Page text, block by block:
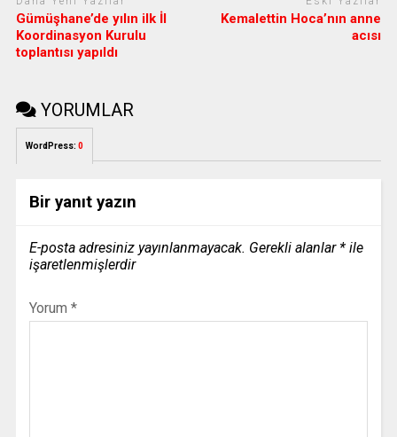
Gümüşhane’de yılın ilk İl
Koordinasyon Kurulu
toplantısı yapıldı
Kemalettin Hoca’nın anne
acısı
YORUMLAR
WordPress: 0
Bir yanıt yazın
E-posta adresiniz yayınlanmayacak. Gerekli alanlar *ile
işaretlenmişlerdir
Yorum *